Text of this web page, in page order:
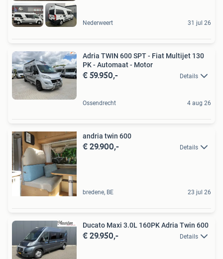
Nederweert 31 jul 26
Adria TWIN 600 SPT - Fiat Multijet 130
PK - Automaat - Motor
€ 59.950,- Details
Ossendrecht 4 aug 26
andria twin 600
€ 29.900,- Details
bredene, BE 23 jul 26
Ducato Maxi 3.0L 160PK Adria Twin 600
€ 29.950,- Details